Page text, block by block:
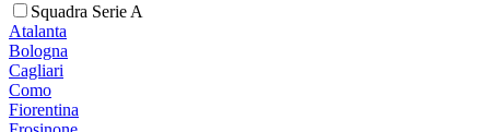
Squadra Serie A
Atalanta
Bologna
Cagliari
Como
Fiorentina